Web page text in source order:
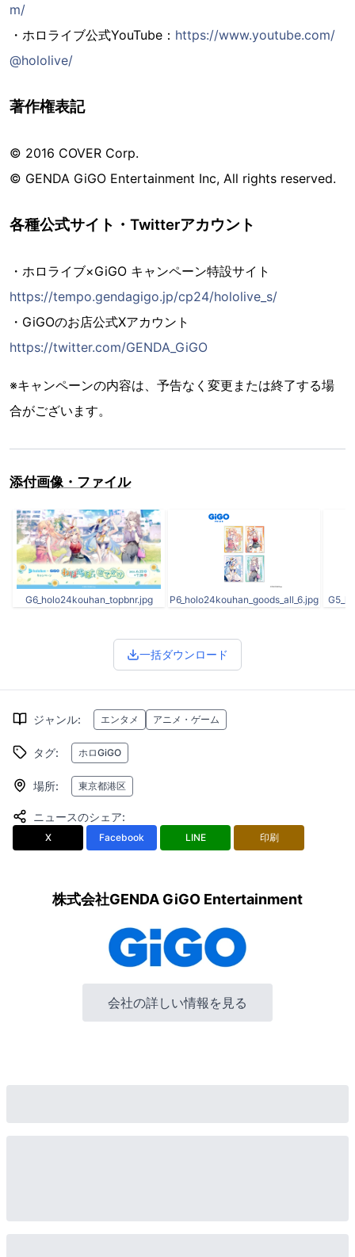
m/
・ホロライブ公式YouTube： https://www.youtube.com/
@hololive/
著作権表記
©️ 2016 COVER Corp.
© GENDA GiGO Entertainment Inc, All rights reserved.
各種公式サイト・Twitterアカウント
・ホロライブ×GiGO キャンペーン特設サイト
https://tempo.gendagigo.jp/cp24/hololive_s/
・GiGOのお店公式Xアカウント
https://twitter.com/GENDA_GiGO
※キャンペーンの内容は、予告なく変更または終了する場
合がございます。
添付画像・ファイル
G6_holo24kouhan_topbnr.jpg P6_holo24kouhan_goods_all_6.jpg
一括ダウンロード
ジャンル: エンタメ アニメ・ゲーム
タグ: ホロGiGO
場所: 東京都港区
ニュースのシェア:
X Facebook LINE 印刷
株式会社GENDA GiGO Entertainment
会社の詳しい情報を見る